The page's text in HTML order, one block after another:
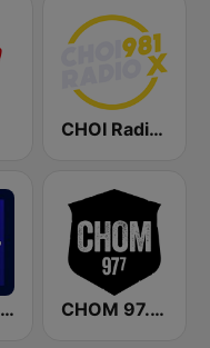
CHOI Radio X 98.1 FM
CJPX 99.5 MTL CHOM 97.7 FM